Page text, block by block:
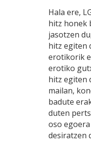
Hala ere,
hitz honek
jasotzen
hitz egiten
erotikorik
erotiko
hitz egiten
mailan,
badute
duten
oso
desiratzen